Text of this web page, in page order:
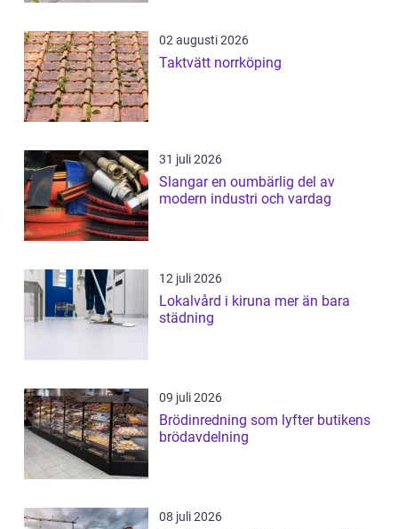
02 augusti 2026
Taktvätt norrköping
31 juli 2026
Slangar en oumbärlig del av
modern industri och vardag
12 juli 2026
Lokalvård i kiruna mer än bara
städning
09 juli 2026
Brödinredning som lyfter butikens
brödavdelning
08 juli 2026